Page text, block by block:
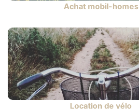
Achat mobil-homes
Location de vélo